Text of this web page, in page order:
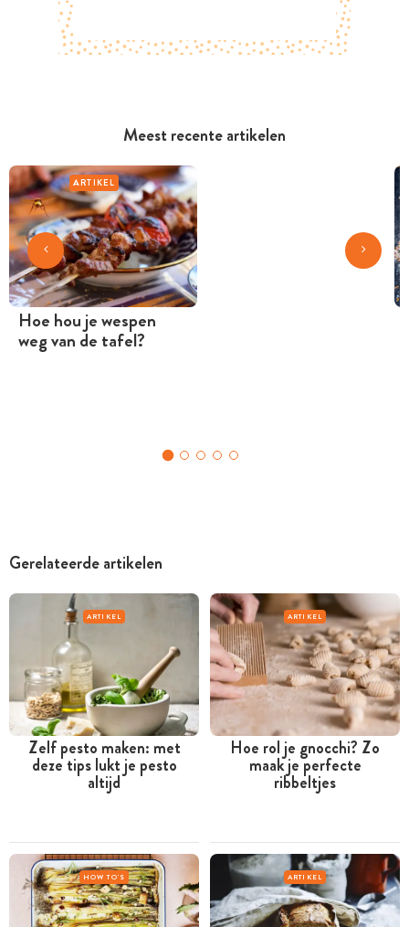
Meest recente artikelen
ARTIKEL
Hoe hou je wespen
weg van de tafel?
Gerelateerde artikelen
ARTIKEL
Zelf pesto maken: met
deze tips lukt je pesto
altijd
ARTIKEL
Hoe rol je gnocchi? Zo
maak je perfecte
ribbeltjes
HOW TO'S ARTIKEL